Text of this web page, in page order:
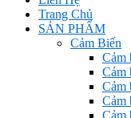
Trang Chủ
SẢN PHẨM
Cảm Biến
Cảm
Cảm
Cảm
Cảm